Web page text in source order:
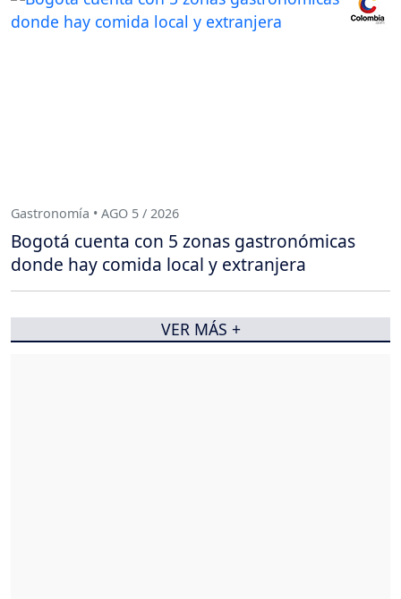
Gastronomía • AGO 5 / 2026
Bogotá cuenta con 5 zonas gastronómicas
donde hay comida local y extranjera
VER MÁS +